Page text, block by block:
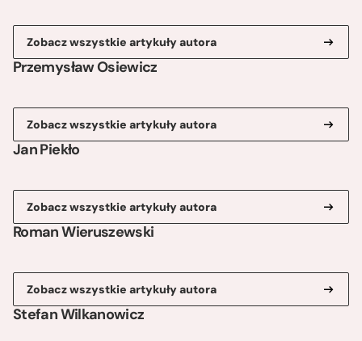
Zobacz wszystkie artykuły autora
Przemysław Osiewicz
Zobacz wszystkie artykuły autora
Jan Piekło
Zobacz wszystkie artykuły autora
Roman Wieruszewski
Zobacz wszystkie artykuły autora
Stefan Wilkanowicz